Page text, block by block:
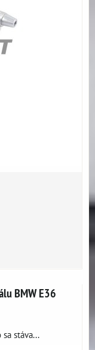
BMW E36
stáva...